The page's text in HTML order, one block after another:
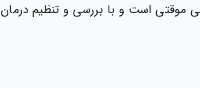
موقتی است و با بررسی و تنظیم درمان